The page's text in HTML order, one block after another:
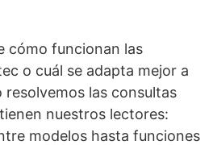
cómo funcionan las
o cuál se adapta mejor a
las consultas
nuestros lectores:
modelos hasta funciones